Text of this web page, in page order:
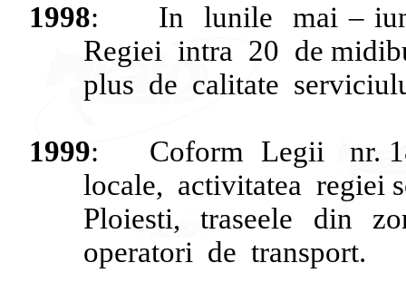
1998: In lunile mai –
Regiei intra 20 de
plus de calitate
1999: Coform Legii
nr.
locale, activitatea regiei
Ploiesti, traseele din
operatori de transport.